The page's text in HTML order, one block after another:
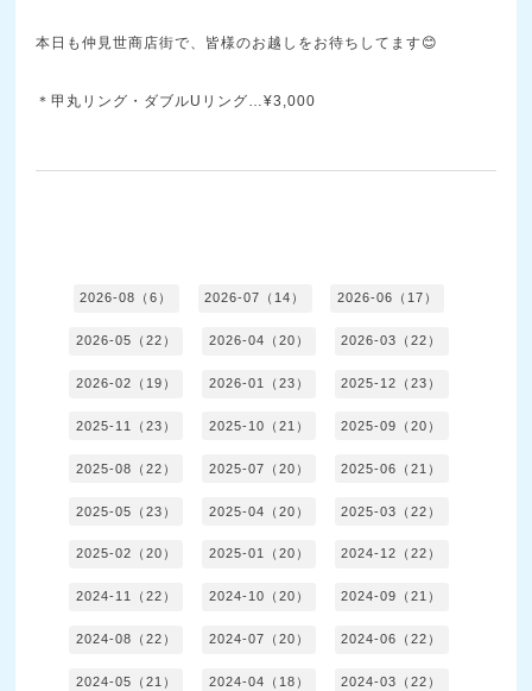
本日も仲見世商店街で、皆様のお越しをお待ちしてます😊
＊甲丸リング・ダブルUリング…¥3,000
2026-08（6） 2026-07（14） 2026-06（17）
2026-05（22） 2026-04（20） 2026-03（22）
2026-02（19） 2026-01（23） 2025-12（23）
2025-11（23） 2025-10（21） 2025-09（20）
2025-08（22） 2025-07（20） 2025-06（21）
2025-05（23） 2025-04（20） 2025-03（22）
2025-02（20） 2025-01（20） 2024-12（22）
2024-11（22） 2024-10（20） 2024-09（21）
2024-08（22） 2024-07（20） 2024-06（22）
2024-05（21） 2024-04（18） 2024-03（22）